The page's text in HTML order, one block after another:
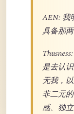
AEN: 我
具备那
是去认
无我，
非二元
感、独